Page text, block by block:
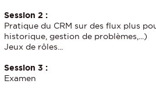
Session 2 :
Pratique du CRM sur des flux plus
historique, gestion de problèmes,...)
Jeux de rôles...
Session 3 :
Examen